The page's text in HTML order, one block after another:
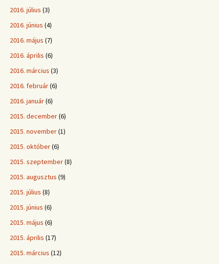
2016. július (3)
2016. június (4)
2016. május (7)
2016. április (6)
2016. március (3)
2016. február(6)
2016. január(6)
2015. december(6)
2015. november(1)
2015. október(6)
2015. szeptember(8)
2015. augusztus (9)
2015. július (8)
2015. június (6)
2015. május (6)
2015. április (17)
2015. március (12)